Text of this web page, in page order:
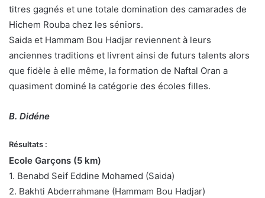
titres gagnés et une totale domination des camarades de
Hichem Rouba chez les séniors.
Saida et Hammam Bou Hadjar reviennent à leurs
anciennes traditions et livrent ainsi de futurs talents alors
que fidèle à elle même, la formation de Naftal Oran a
quasiment dominé la catégorie des écoles filles.
B. Didéne
Résultats :
Ecole Garçons (5 km)
1. Benabd Seif Eddine Mohamed (Saida)
2. Bakhti Abderrahmane (Hammam Bou Hadjar)